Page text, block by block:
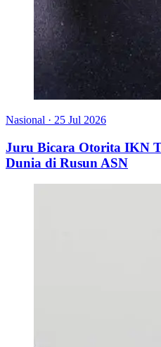
Nasional · 25 Jul 2026
Juru Bicara Otorita IKN
Dunia di Rusun ASN